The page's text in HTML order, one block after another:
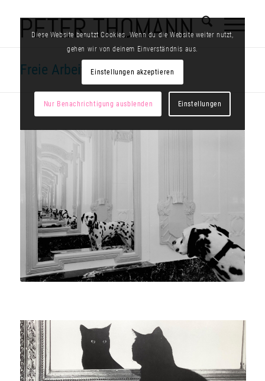
Freie Arbeiten
Diese Website benutzt Cookies. Wenn du die Website weiter nutzt,
gehen wir von deinem Einverständnis aus.
Einstellungen akzeptieren
Nur Benachrichtigung ausblenden Einstellungen